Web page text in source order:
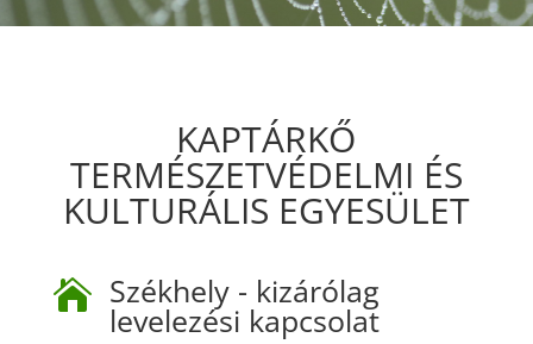
KAPTÁRKŐ
TERMÉSZETVÉDELMI ÉS
KULTURÁLIS EGYESÜLET
 Székhely - kizárólag
levelezési kapcsolat